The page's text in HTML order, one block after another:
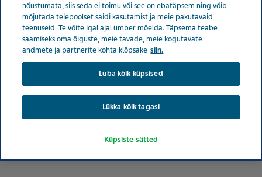
Ravimiohutus: mida see
mulle tähendab?
nõustumata, siis seda ei toimu või see on ebatäpsem ning võib
mõjutada teiepoolset saidi kasutamist ja meie pakutavaid
teenuseid. Te võite igal ajal ümber mõelda. Täpsema teabe
saamiseks oma õiguste, meie tavade, meie kogutavate
andmete ja partnerite kohta klõpsake siin.
Luba kõik küpsised
Lükka kõik tagasi
Küpsiste sätted